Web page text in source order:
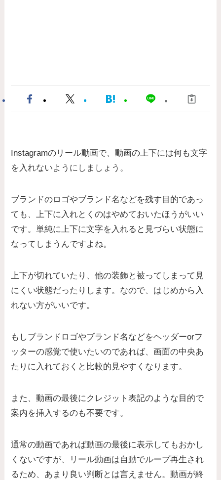
Instagramのリール動画で、動画の上下には何も文字
を入れないようにしましょう。
ブランドのロゴやブランド名などを残す目的であっ
ても、上下に入れとくのはやめておいたほうがいい
です。単純に上下に文字を入れると見づらい状態に
なってしまうんですよね。
上下が切れていたり、他の装飾と被ってしまって見
にくい状態だったりします。なので、はじめから入
れない方がいいです。
もしブランドロゴやブランド名などをヘッダーorフ
ッターの感覚で使いたいのであれば、画面の中央あ
たりに入れておくと比較的見やすくなります。
また、動画の最後にクレジット表記のような目的で
案内を挿入するのも不要です。
通常の動画であれば動画の最後に表示してもおかし
くないですが、リール動画は自動でループ再生され
るため、あまり良い判断とは言えません。動画が終